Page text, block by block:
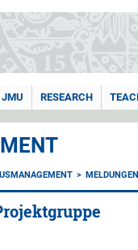
JMU RESEARCH
MELDUNGEN